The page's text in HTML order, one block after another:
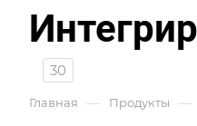
30
Главная — Продукты —